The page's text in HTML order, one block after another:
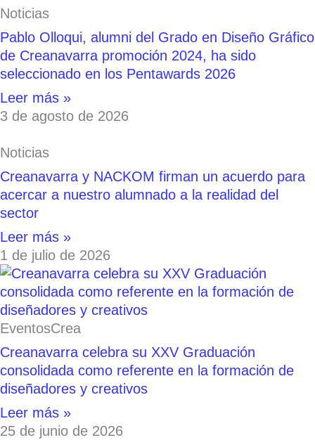
Noticias
Pablo Olloqui, alumni del Grado en Diseño Gráfico
de Creanavarra promoción 2024, ha sido
seleccionado en los Pentawards 2026
Leer más »
3 de agosto de 2026
Noticias
Creanavarra y NACKOM firman un acuerdo para
acercar a nuestro alumnado a la realidad del
sector
Leer más »
1 de julio de 2026
EventosCrea
Creanavarra celebra su XXV Graduación
consolidada como referente en la formación de
diseñadores y creativos
Leer más »
25 de junio de 2026